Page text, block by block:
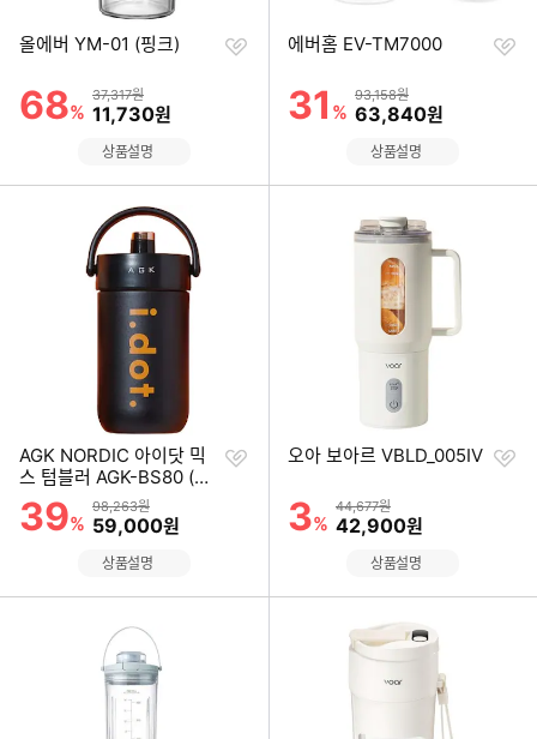
올에버 YM-01 (핑크)
할인률
68%
상품금액
37,317원
할인금액
11,730원
찜
상품설명
에버홈 EV-TM7000
할인률
31 %
상품금액
93,158원
할인금액
63,840원
찜
상품설명
AGK NORDIC 아이닷 믹
스 텀블러 AGK-BS80 (비
크블랙)
할인률
39%
상품금액
98,263원
할인금액
59,000원
찜
상품설명
오아 보아르 VBLD_005IV
할인률
3%
상품금액
44,677원
할인금액
42,900원
찜
상품설명